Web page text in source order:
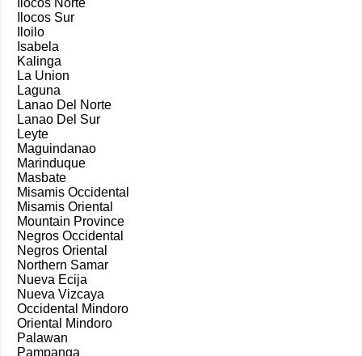
Ilocos Norte
Ilocos Sur
Iloilo
Isabela
Kalinga
La Union
Laguna
Lanao Del Norte
Lanao Del Sur
Leyte
Maguindanao
Marinduque
Masbate
Misamis Occidental
Misamis Oriental
Mountain Province
Negros Occidental
Negros Oriental
Northern Samar
Nueva Ecija
Nueva Vizcaya
Occidental Mindoro
Oriental Mindoro
Palawan
Pampanga